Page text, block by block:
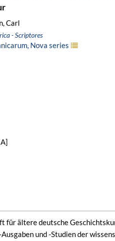
Carl
- Scriptores
Nova series
ältere deutsche
und -Studien der